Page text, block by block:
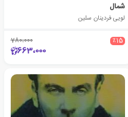
شمال
لویی فردینان سلین
٪15 780،000
663،000